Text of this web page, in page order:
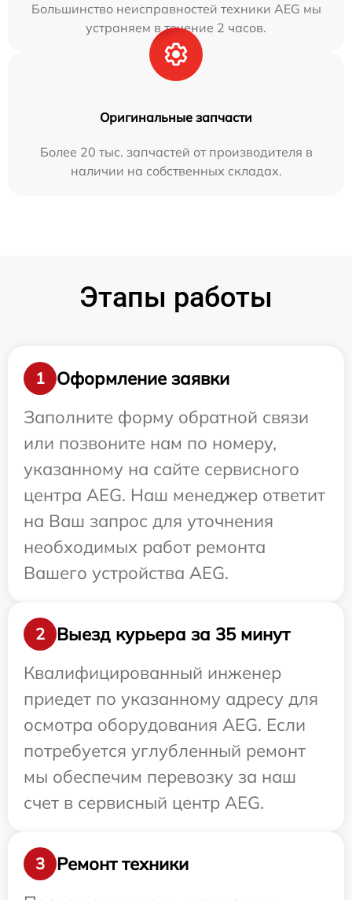
Большинство неисправностей техники AEG мы
устраняем в течение 2 часов.
Оригинальные запчасти
Более 20 тыс. запчастей от производителя в
наличии на собственных складах.
Этапы работы
1
Оформление заявки
Заполните форму обратной связи
или позвоните нам по номеру,
указанному на сайте сервисного
центра AEG. Наш менеджер ответит
на Ваш запрос для уточнения
необходимых работ ремонта
Вашего устройства AEG.
2
Выезд курьера за 35 минут
Квалифицированный инженер
приедет по указанному адресу для
осмотра оборудования AEG. Если
потребуется углубленный ремонт
мы обеспечим перевозку за наш
счет в сервисный центр AEG.
3
Ремонт техники